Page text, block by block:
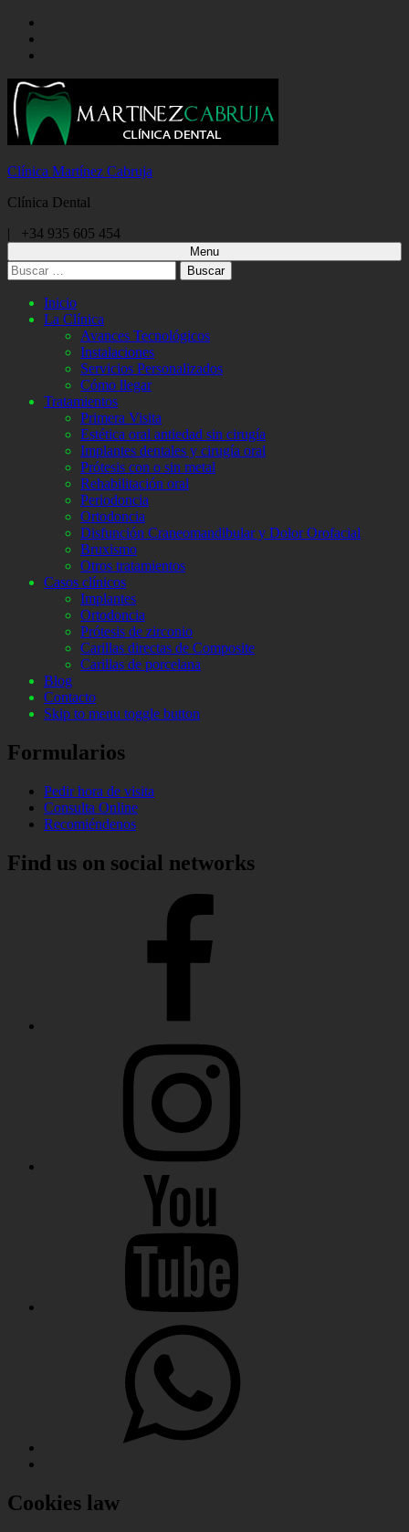
content
footer
Clínica Martínez Cabruja
Clínica Dental
|
Call
+34 935 605 454
Menu
Buscar:
Inicio
La Clínica
Avances Tecnológicos
Instalaciones
Servicios Personalizados
Cómo llegar
Tratamientos
Primera Visita
Estética oral antiedad sin cirugía
Implantes dentales y cirugía oral
Prótesis con o sin metal
Rehabilitación oral
Periodoncia
Ortodoncia
Disfunción Craneomandibular y Dolor Orofacial
Bruxismo
Otros tratamientos
Casos clínicos
Implantes
Ortodoncia
Prótesis de zirconio
Carillas directas de Composite
Carillas de porcelana
Blog
Contacto
Skip to menu toggle button
Formularios
Pedir hora de visita
Consulta Online
Recomiéndenos
Find us on social networks
Cookies law